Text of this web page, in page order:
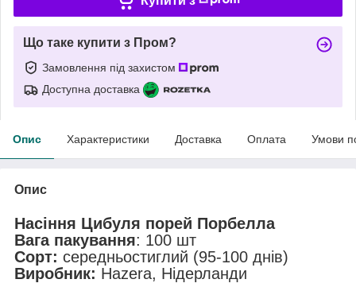
Що таке купити з Пром?
Замовлення під захистом
Доступна доставка
Опис Характеристики Доставка Оплата Умови
Опис
Насіння Цибуля порей Порбелла
Вага пакування: 100 шт
Сорт: середньостиглий (95-100 днів)
Виробник: Hazera, Нідерланди